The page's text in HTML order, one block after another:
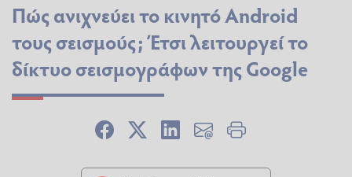
Πώς ανιχνεύει το κινητό Android
τους σεισμούς; Έτσι λειτουργεί το
δίκτυο σεισμογράφων της Google